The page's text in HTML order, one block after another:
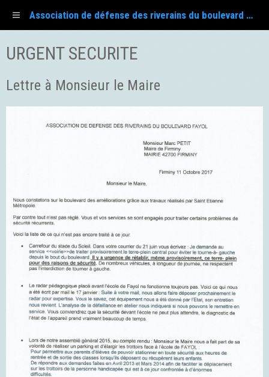
Association de défense des riverains du boulevard Fayol
URGENT SECURITE
Lettre à Monsieur le Maire